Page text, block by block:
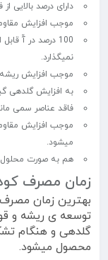
دارای درصد
موجب افزایش
100 درصد در آّ
نمیگذارد.
موجب افزایش
به افزایش گلدهی
فاقد عناصر سمی
موجب افزایش
میشود.
هم به صورت محلول
زمان مصرف کود
بهترین زمان
توسعه ی ریشه و
گلدهی و هنگام
محصول میشود.